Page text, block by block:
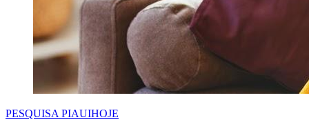
PESQUISA PIAUIHOJE